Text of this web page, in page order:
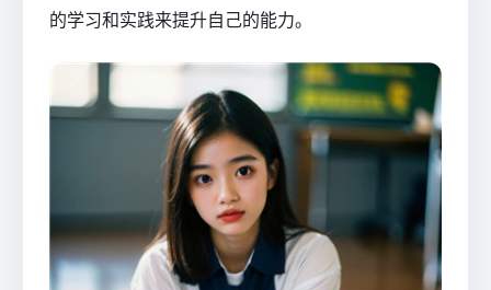
的学习和实践来提升自己的能力。